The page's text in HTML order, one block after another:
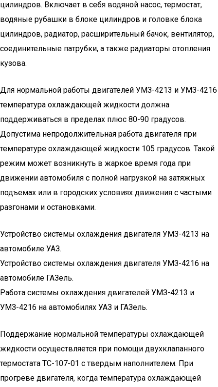
цилиндров. Включает в себя водяной насос, термостат,
водяные рубашки в блоке цилиндров и головке блока
цилиндров, радиатор, расширительный бачок, вентилятор,
соединительные патрубки, а также радиаторы отопления
кузова.
Для нормальной работы двигателей УМЗ-4213 и УМЗ-4216
температура охлаждающей жидкости должна
поддерживаться в пределах плюс 80-90 градусов.
Допустима непродолжительная работа двигателя при
температуре охлаждающей жидкости 105 градусов. Такой
режим может возникнуть в жаркое время года при
движении автомобиля с полной нагрузкой на затяжных
подъемах или в городских условиях движения с частыми
разгонами и остановками.
Устройство системы охлаждения двигателя УМЗ-4213 на
автомобиле УАЗ.
Устройство системы охлаждения двигателя УМЗ-4216 на
автомобиле ГАЗель.
Работа системы охлаждения двигателей УМЗ-4213 и
УМЗ-4216 на автомобилях УАЗ и ГАЗель.
Поддержание нормальной температуры охлаждающей
жидкости осуществляется при помощи двухклапанного
термостата ТС-107-01 с твердым наполнителем. При
прогреве двигателя, когда температура охлаждающей